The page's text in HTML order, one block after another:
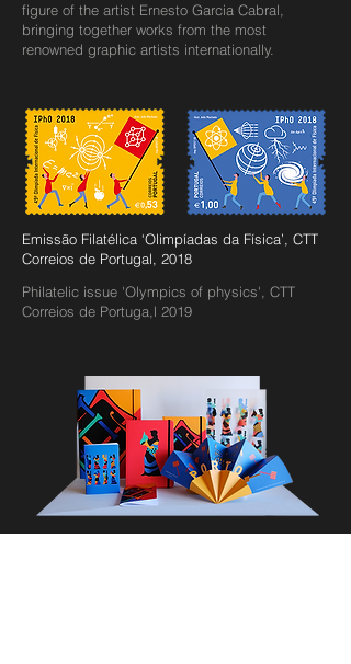
figure of the artist Ernesto Garcia Cabral,
bringing together works from the most
renowned graphic artists internationally.
Emissão Filatélica ‘Olimpíadas da Física’, CTT
Correios de Portugal, 2018
Philatelic issue 'Olympics of physics', CTT
Correios de Portuga,l 2019